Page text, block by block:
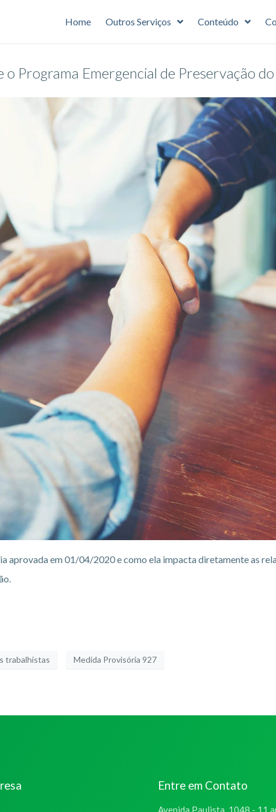
Home Outros Serviços Conteúdo
Programa Emergencial de Preservação do
aprovada em 01/04/2020 e como ela impacta diretamente as
trabalhistas Medida Provisória 927
Entre em Contato
Avenida Paulista, 1048 - 11